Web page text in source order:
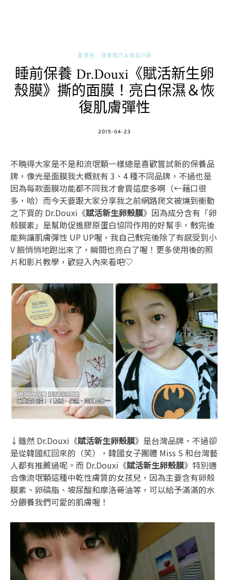
愛漂亮 保養技巧＆商品介紹
睡前保養 Dr.Douxi《賦活新生卵
殼膜》撕的面膜！亮白保濕＆恢
復肌膚彈性
POSTED
2015-04-23
不曉得大家是不是和流氓顆一樣總是喜歡嘗試新的保養品
牌，像光是面膜我大概就有 3、4 種不同品牌，不過也是
因為每款面膜功能都不同我才會買這麼多啊（←藉口很
多，哈）而今天要跟大家分享我之前網路爬文被燒到衝動
之下買的 Dr.Douxi《賦活新生卵殼膜》因為成分含有「卵
殼膜素」是幫助促進膠原蛋白協同作用的好幫手，敷完後
能夠讓肌膚彈性 UP UP喔，我自己敷完後除了有感受到小
V 臉悄悄地跑出來了，瞬間也亮白了喔！更多使用後的照
片和影片教學，歡迎入內來看吧♡
↓雖然 Dr.Douxi《賦活新生卵殼膜》是台灣品牌，不過卻
是從韓國紅回來的（笑），韓國女子團體 Miss S 和台灣藝
人都有推薦過呢。而 Dr.Douxi《賦活新生卵殼膜》特別適
合像流氓顆這種中乾性膚質的女孩兒，因為主要含有卵殼
膜素、卵磷脂、坡尿酸和摩洛哥油等，可以給予滿滿的水
分餵養我們可愛的肌膚喔！